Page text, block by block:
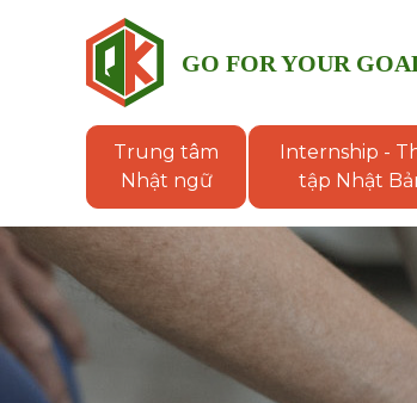
QUÝ
KHANH
GROUP
GO FOR YOUR
Trung tâm
Nhật ngữ
Internship -
tập Nhật